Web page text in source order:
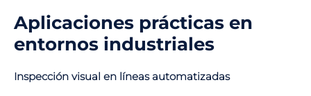
Aplicaciones prácticas en
entornos industriales
Inspección visual en líneas automatizadas